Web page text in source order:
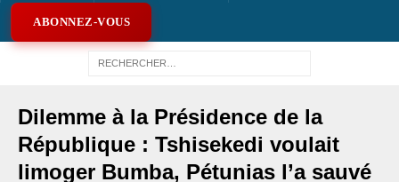
ABONNEZ-VOUS
Dilemme à la Présidence de la
République : Tshisekedi voulait
limoger Bumba, Pétunias l’a sauvé